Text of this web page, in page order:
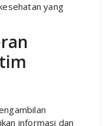
yang
informasi dan